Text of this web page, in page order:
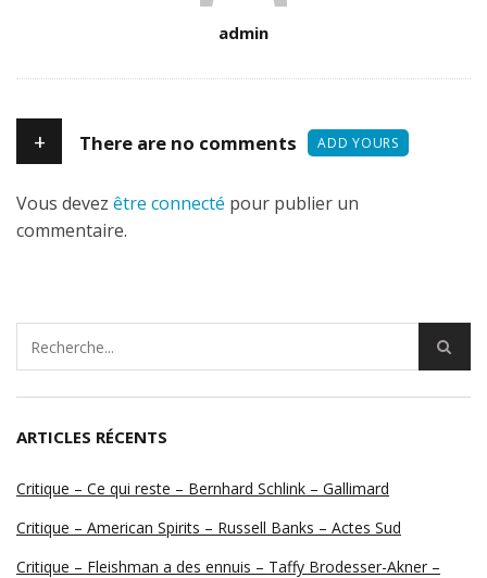
admin
+ There are no comments ADD YOURS
Vous devez être connecté pour publier un
commentaire.
ARTICLES RÉCENTS
Critique – Ce qui reste – Bernhard Schlink – Gallimard
Critique – American Spirits – Russell Banks – Actes Sud
Critique – Fleishman a des ennuis – Taffy Brodesser-Akner –